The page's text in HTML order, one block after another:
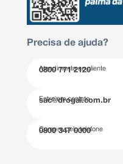
Precisa de ajuda?
Atendimento ao cliente
0800 771 2120
Entre em contato
sac@drogal.com.br
Compre pelo telefone
0800 347 0000